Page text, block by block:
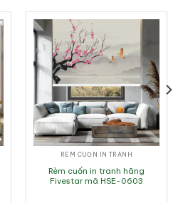
RÈM CUỐN IN TRANH
Rèm cuốn in tranh hãng
Fivestar mã HSE-0603